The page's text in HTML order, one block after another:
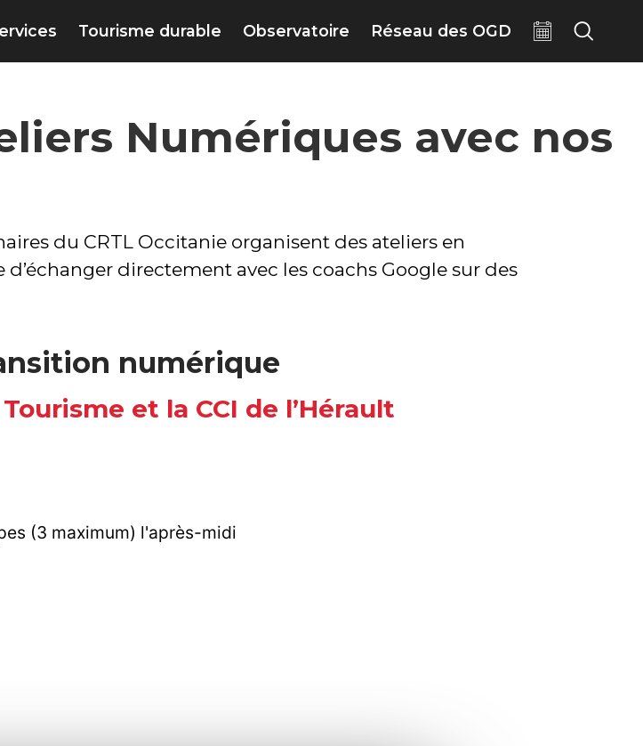
Tourisme durable Observatoire Réseau des OGD
Numériques avec nos
du CRTL Occitanie organisent des ateliers en
directement avec les coachs Google sur des
numérique
et la CCI de l’Hérault
(3 maximum) l'après-midi